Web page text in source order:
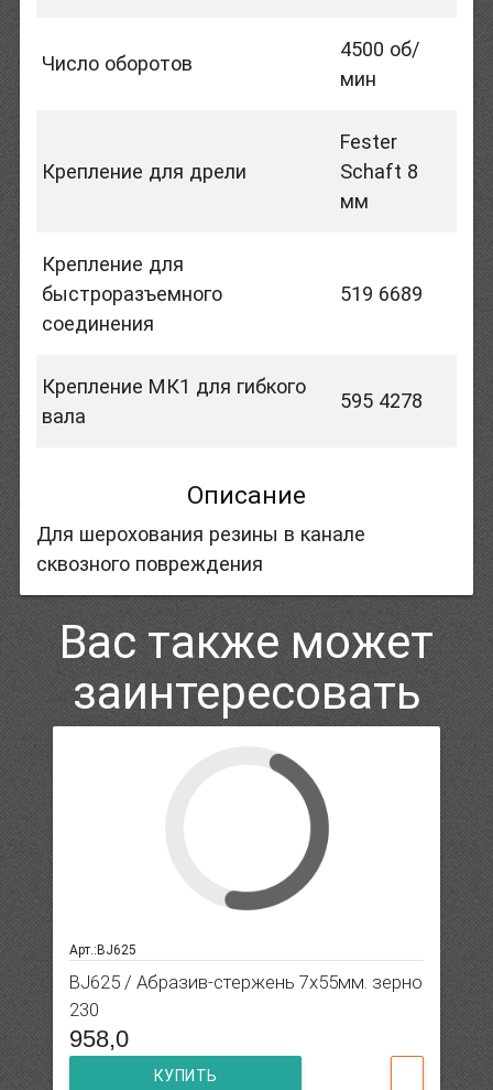
Число оборотов
4500 об/
мин
Крепление для дрели
Fester
Schaft 8
мм
Крепление для
быстроразъемного
соединения
519 6689
Крепление МК1 для гибкого
вала
595 4278
Описание
Для шерохования резины в канале
сквозного повреждения
Вас также может
заинтересовать
Арт.:BJ625
BJ625 / Абразив-стержень 7х55мм. зерно
230
958,0
КУПИТЬ